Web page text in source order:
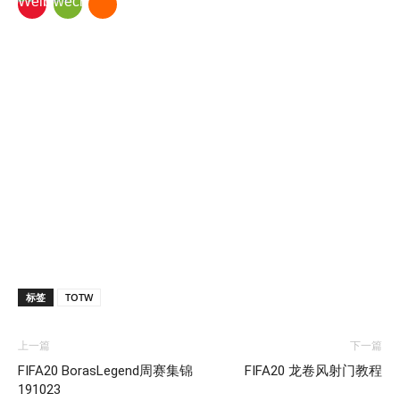
标签 TOTW
上一篇
FIFA20 BorasLegend周赛集锦
191023
下一篇
FIFA20 龙卷风射门教程